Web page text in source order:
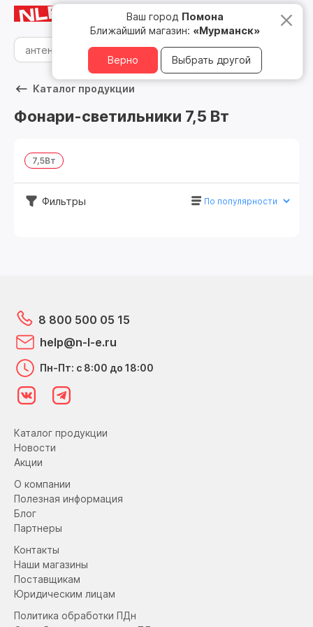
Мурманск
Ваш город Помона
Ближайший магазин: «Мурманск»
Верно Выбрать другой
8 800 500 05 15
Каталог продукции
Фонари-светильники 7,5 Вт
7,5Вт
Фильтры
Каталог продукции
Новости
Акции
О компании
Полезная информация
Блог
Партнеры
Контакты
Наши магазины
Поставщикам
Юридическим лицам
Политика обработки ПДн
8 800 500 05 15
help@n-l-e.ru
Пн-Пт: с 8:00 до 18:00